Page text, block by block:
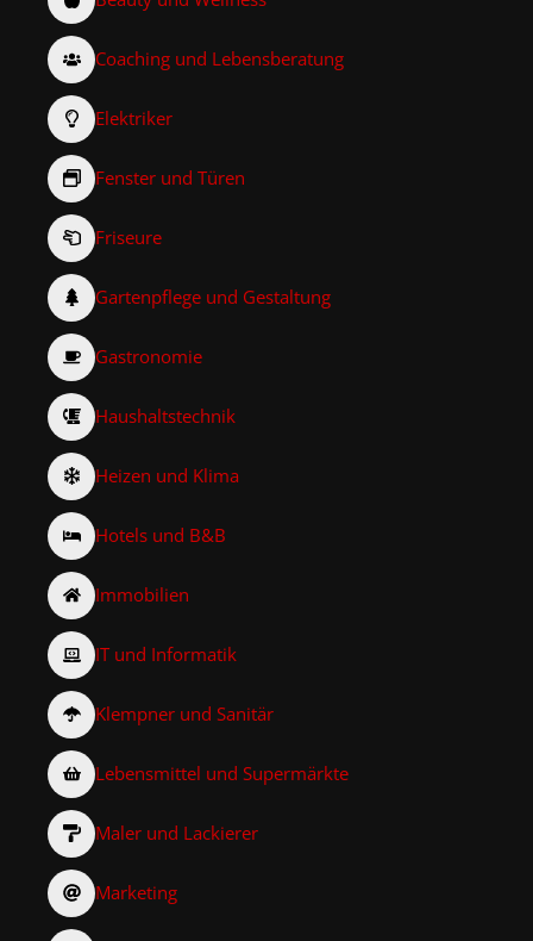
Coaching und Lebensberatung
Elektriker
Fenster und Türen
Friseure
Gartenpflege und Gestaltung
Gastronomie
Haushaltstechnik
Heizen und Klima
Hotels und B&B
Immobilien
IT und Informatik
Klempner und Sanitär
Lebensmittel und Supermärkte
Maler und Lackierer
Marketing